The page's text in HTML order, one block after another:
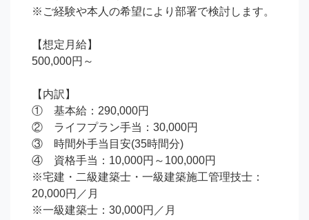
※ご経験や本人の希望により部署で検討します。
【想定月給】
500,000円～
【内訳】
①　基本給：290,000円
②　ライフプラン手当：30,000円
③　時間外手当目安(35時間分)
④　資格手当：10,000円～100,000円
※宅建・二級建築士・一級建築施工管理技士：
20,000円／月
※一級建築士：30,000円／月